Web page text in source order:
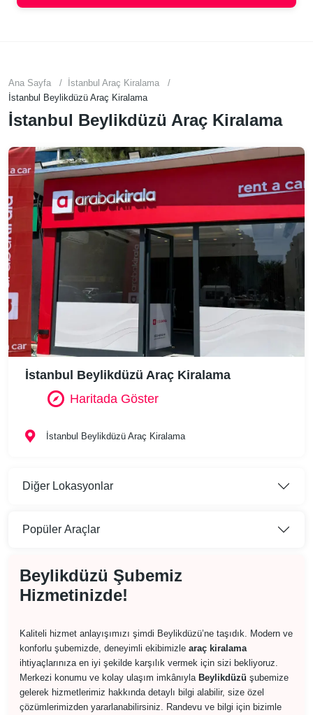
Ana Sayfa
İstanbul Araç Kiralama
İstanbul Beylikdüzü Araç Kiralama
İstanbul Beylikdüzü Araç Kiralama
Beylikdüzü Şubemiz
Hizmetinizde!
Kaliteli hizmet anlayışımızı şimdi Beylikdüzü’ne taşıdık. Modern ve
konforlu şubemizde, deneyimli ekibimizle araç kiralama
ihtiyaçlarınıza en iyi şekilde karşılık vermek için sizi bekliyoruz.
Merkezi konumu ve kolay ulaşım imkânıyla Beylikdüzü şubemize
gelerek hizmetlerimiz hakkında detaylı bilgi alabilir, size özel
çözümlerimizden yararlanabilirsiniz. Randevu ve bilgi için bizimle
İstanbul Beylikdüzü Araç Kiralama
Haritada Göster
İstanbul Beylikdüzü Araç Kiralama
Diğer Lokasyonlar
Popüler Araçlar